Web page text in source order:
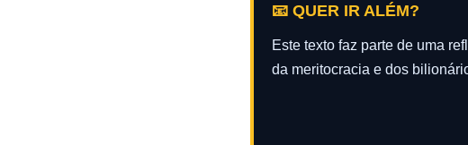
📧 QUER IR ALÉM?
Este texto faz parte de uma
da meritocracia e dos